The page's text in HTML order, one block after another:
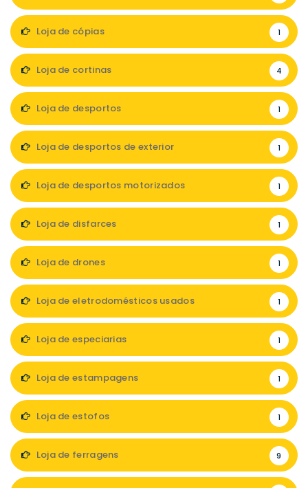
Loja de cópias 1
Loja de cortinas 4
Loja de desportos 1
Loja de desportos de exterior 1
Loja de desportos motorizados 1
Loja de disfarces 1
Loja de drones 1
Loja de eletrodomésticos usados 1
Loja de especiarias 1
Loja de estampagens 1
Loja de estofos 1
Loja de ferragens 9